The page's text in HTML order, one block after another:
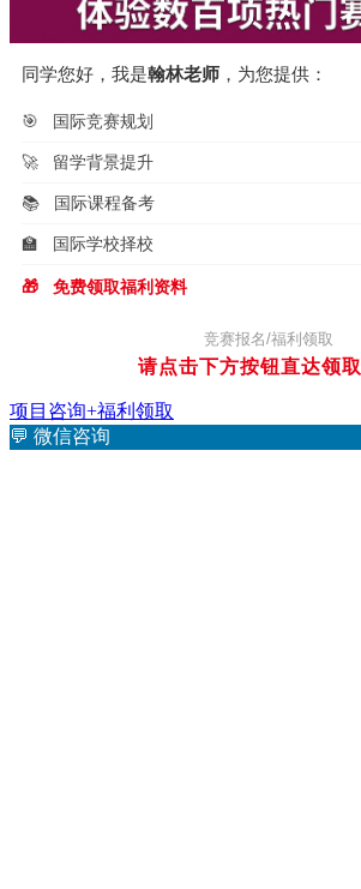
同学您好，我是翰林老师 ，为您提供：
🎯 国际竞赛规划
🚀 留学背景提升
📚 国际课程备考
🏫 国际学校择校
🎁 免费领取福利资料
竞赛报名/福利领取
请点击下方按钮直达领取
项目咨询+福利领取
💬 微信咨询